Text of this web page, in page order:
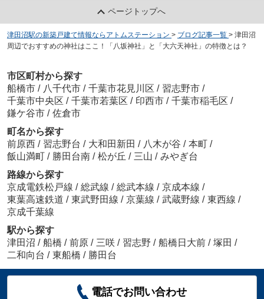
ページトップへ
津田沼駅の新築戸建て情報ならアトムステーション > ブログ記事一覧 > 津田沼
周辺でおすすめの神社はここ！「八坂神社」と「大六天神社」の特徴とは？
市区町村から探す
船橋市 / 八千代市 / 千葉市花見川区 / 習志野市 /
千葉市中央区 / 千葉市若葉区 / 印西市 / 千葉市稲毛区 /
鎌ケ谷市 / 佐倉市
町名から探す
前原西 / 習志野台 / 大和田新田 / 八木が谷 / 本町 /
飯山満町 / 勝田台南 / 松が丘 / 三山 / みやぎ台
路線から探す
京成電鉄松戸線 / 総武線 / 総武本線 / 京成本線 /
東葉高速鉄道 / 東武野田線 / 京葉線 / 武蔵野線 / 東西線 /
京成千葉線
駅から探す
津田沼 / 船橋 / 前原 / 三咲 / 習志野 / 船橋日大前 / 塚田 /
二和向台 / 東船橋 / 勝田台
電話でお問い合わせ